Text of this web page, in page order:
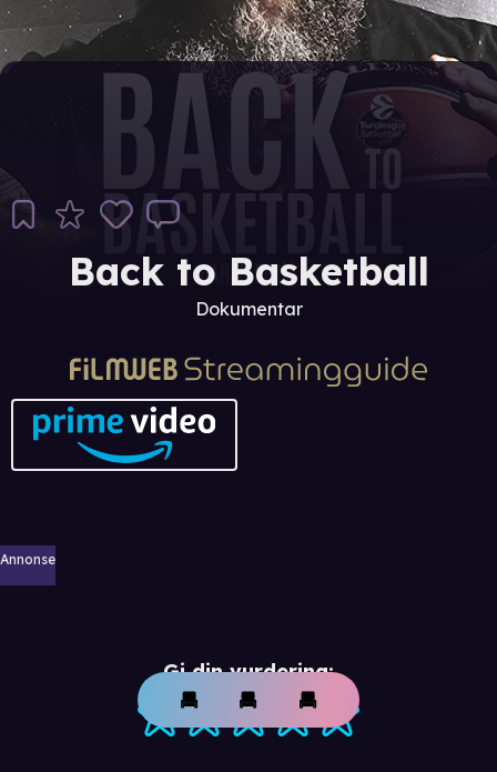
Back to Basketball
Dokumentar
Annonse
Gi din vurdering: